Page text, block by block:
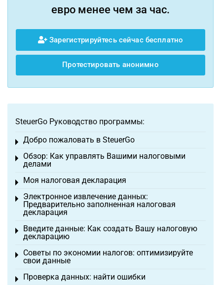
евро менее чем за час.
Зарегистрируйтесь сейчас бесплатно
Протестировать анонимно
SteuerGo Руководство программы:
Добро пожаловать в SteuerGo
Toggle menu
Обзор: Как управлять Вашими налоговыми
делами
Toggle menu
Моя налоговая декларация
Toggle menu
Электронное извлечение данных:
Предварительно заполненная налоговая
декларация
Toggle menu
Введите данные: Как создать Вашу налоговую
декларацию
Toggle menu
Советы по экономии налогов: оптимизируйте
свои данные
Toggle menu
Проверка данных: найти ошибки
Toggle menu